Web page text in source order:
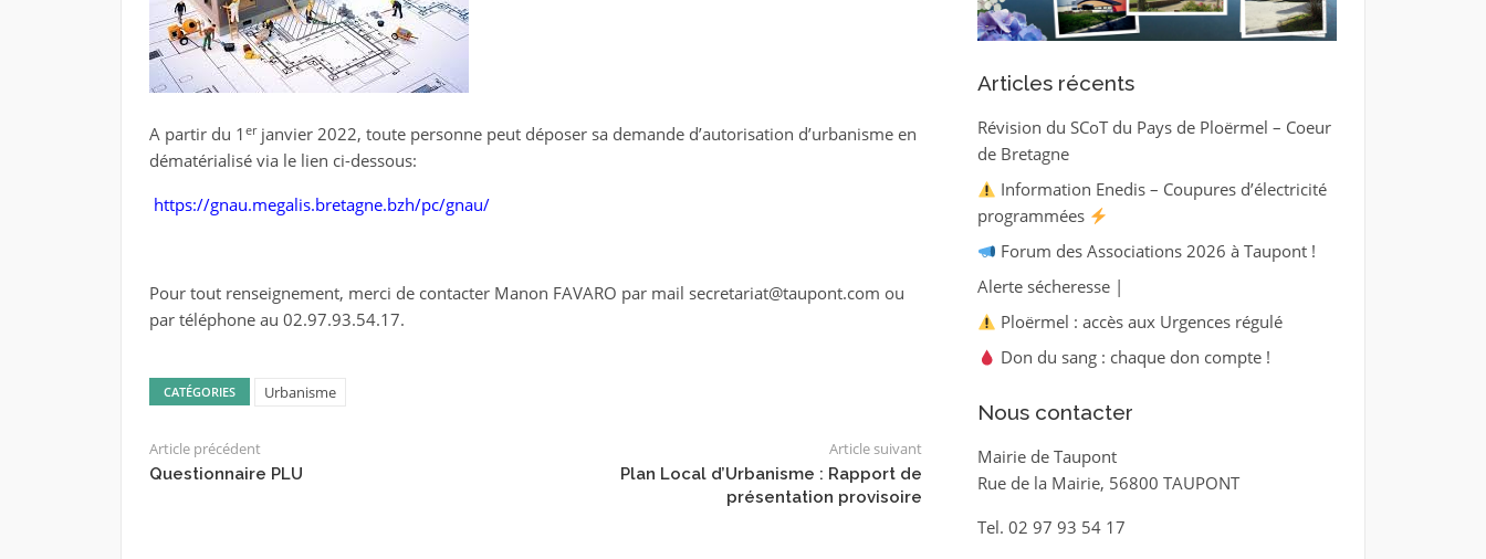
A partir du 1 erjanvier 2022, toute personne peut déposer sa demande d’autorisation d’urbanisme en
dématérialisé via le lien ci-dessous:
https://gnau.megalis.bretagne.bzh/pc/gnau/
Pour tout renseignement, merci de contacter Manon FAVARO par mail secretariat@taupont.com ou
par téléphone au 02.97.93.54.17.
CATÉGORIES Urbanisme
Article précédent
Questionnaire PLU
Article suivant
Plan Local d’Urbanisme : Rapport de
présentation provisoire
Articles récents
Révision du SCoT du Pays de Ploërmel – Coeur
de Bretagne
Information Enedis – Coupures d’électricité
programmées
Forum des Associations 2026 à Taupont !
Alerte sécheresse |
Ploërmel : accès aux Urgences régulé
Don du sang : chaque don compte !
Nous contacter
Mairie de Taupont
Rue de la Mairie, 56800 TAUPONT
Tel. 02 97 93 54 17